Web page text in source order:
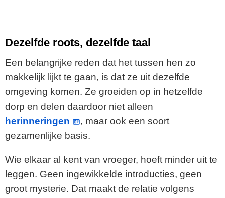
Dezelfde roots, dezelfde taal
Een belangrijke reden dat het tussen hen zo
makkelijk lijkt te gaan, is dat ze uit dezelfde
omgeving komen. Ze groeiden op in hetzelfde
dorp en delen daardoor niet alleen
herinneringen
, maar ook een soort
gezamenlijke basis.
Wie elkaar al kent van vroeger, hoeft minder uit te
leggen. Geen ingewikkelde introducties, geen
groot mysterie. Dat maakt de relatie volgens